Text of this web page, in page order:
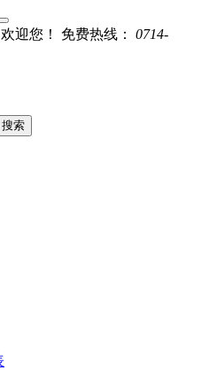
迎您！ 免费热线： 0714-
搜索